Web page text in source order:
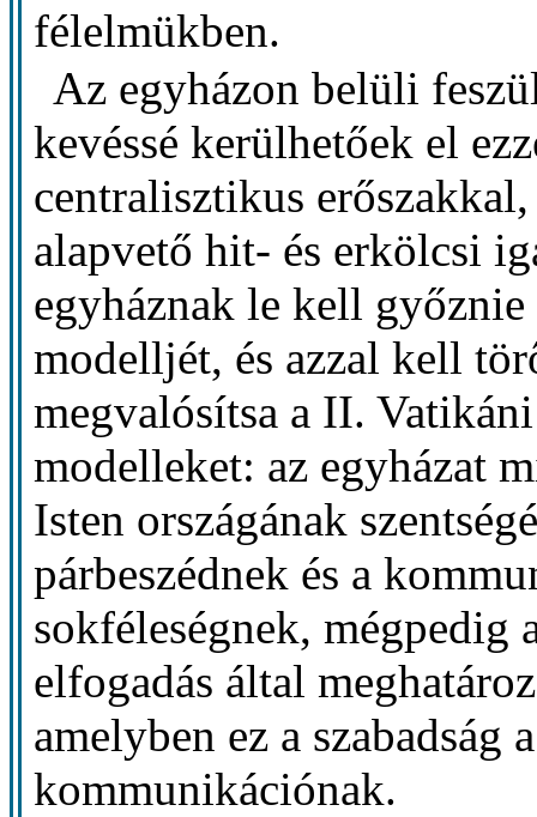
félelmükben.
Az egyházon belüli
kevéssé kerülhetőek el
centralisztikus
alapvető hit- és erkölcsi
egyháznak le kell
modelljét, és azzal kell
megvalósítsa a II.
modelleket: az egyházat
Isten országának
párbeszédnek és a
sokféleségnek, mégpedig
elfogadás által
amelyben ez a szabadság
kommunikációnak.